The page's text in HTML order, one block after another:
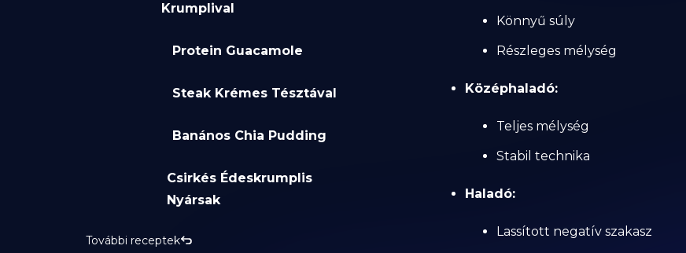
Krumplival
Protein Guacamole
Steak Krémes Tésztával
Banános Chia Pudding
Csirkés Édeskrumplis
Nyársak
További receptek
Könnyű súly
Részleges mélység
Középhaladó:
Teljes mélység
Stabil technika
Haladó:
Lassított negatív szakasz